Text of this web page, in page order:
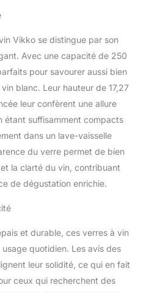
ultime de votre
boisson. Parce que
quand il s'agit de boire,
aussi important que le
quoi. Conçues pour
durer : verres à vin
élégamment fins, mais
durable, ces flûtes sont
conçues pour vous
durer pendant des
passées à profiter de
votre gin préféré sur la
terrasse. Le design
jolis verres à vin
Vikko se distingue par son
Avec une capacité de 250
pour savourer aussi bien
blanc. Leur hauteur de 17,27
leur confèrent une allure
étant suffisamment compacts
dans un lave-vaisselle
du verre permet de bien
la clarté du vin, contribuant
de dégustation enrichie.
et durable, ces verres à vin
quotidien. Les avis des
leur solidité, ce qui en fait
ceux qui recherchent des